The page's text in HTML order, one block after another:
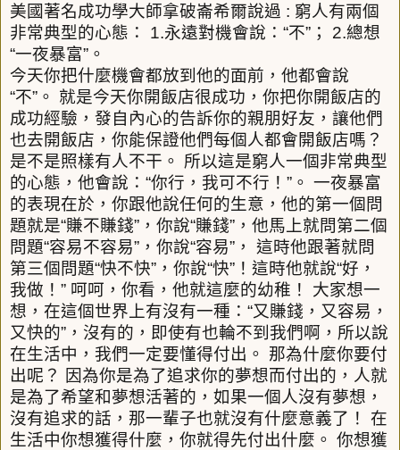
美國著名成功學大師拿破崙希爾說過 : 窮人有兩個
非常典型的心態：
1.永遠對機會說： “不” ； 2.總想
“一夜暴富” 。
今天你把什麼機會都放到他的面前，他都會說
“不” 。 就是今天你開飯店很成功，你把你開飯店的
成功經驗，發自內心的告訴你的親朋好友，讓他們
也去開飯店，你能保證他們每個人都會開飯店嗎？
是不是照樣有人不干。 所以這是窮人一個非常典型
的心態，他會說： “你行，我可不行！ ” 。 一夜暴富
的表現在於，你跟他說任何的生意，他的第一個問
題就是“賺不賺錢” ，你說“賺錢” ，他馬上就問第二個
問題“容易不容易” ，你說“容易” ，
這時他跟著就問
第三個問題“快不快” ，你說“快” ！這時他就說“好，
我做！ ” 呵呵，你看，他就這麼的幼稚！
大家想一
想，在這個世界上有沒有一種： “又賺錢，又容易，
又快的” ，沒有的，即使有也輪不到我們啊，所以說
在生活中，我們一定要懂得付出。 那為什麼你要付
出呢？ 因為你是為了追求你的夢想而付出的，人就
是為了希望和夢想活著的，如果一個人沒有夢想，
沒有追求的話，那一輩子也就沒有什麼意義了！
在
生活中你想獲得什麼，你就得先付出什麼。 你想獲